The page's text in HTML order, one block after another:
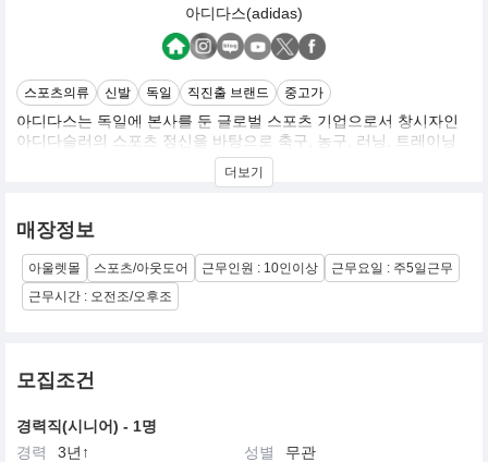
아디다스(adidas)
스포츠의류 신발 독일 직진출 브랜드 중고가
아디다스는 독일에 본사를 둔 글로벌 스포츠 기업으로서 창시자인
아디다슬러의 스포츠 정신을 바탕으로 축구, 농구, 러닝, 트레이닝
및 아웃도어의 제품에 주력하고 있습니다.
또한 아디다스 그룹은 아디다스를 비롯한 리복, 에쉬월쓰등의 스포
더보기
매장정보
아울렛몰 스포츠/아웃도어 근무인원 : 10인이상
근무요일 : 주5일근무
근무시간 : 오전조/오후조
모집조건
경력직(시니어) - 1명
경력
3년↑ 성별
무관